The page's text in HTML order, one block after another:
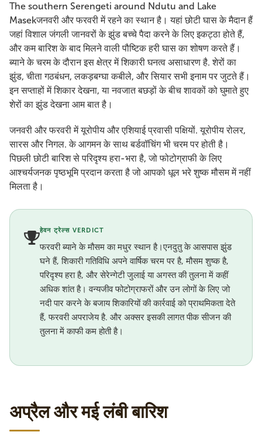
The southern Serengeti around Ndutu and Lake
Masekजनवरी और फरवरी में रहने का स्थान है। यहां छोटी घास के मैदान हैं
जहां विशाल जंगली जानवरों के झुंड बच्चे पैदा करने के लिए इकट्ठा होते हैं,
और कम बारिश के बाद मिलने वाली पौष्टिक हरी घास का शोषण करते हैं।
ब्याने के चरम के दौरान इस क्षेत्र में शिकारी घनत्व असाधारण है. शेरों का
झुंड, चीता गठबंधन, लकड़बग्घा कबीले, और सियार सभी इनाम पर जुटते हैं।
इन सप्ताहों में शिकार देखना, या नवजात बछड़ों के बीच शावकों को घुमाते हुए
शेरों का झुंड देखना आम बात है।
जनवरी और फरवरी में यूरोपीय और एशियाई प्रवासी पक्षियों. यूरोपीय रोलर,
सारस और निगल. के आगमन के साथ बर्डवॉचिंग भी चरम पर होती है।
पिछली छोटी बारिश से परिदृश्य हरा-भरा है, जो फोटोग्राफी के लिए
आश्चर्यजनक पृष्ठभूमि प्रदान करता है जो आपको धूल भरे शुष्क मौसम में नहीं
मिलता है।
हेवन ट्रेल्स VERDICT
फरवरी ब्याने के मौसम का मधुर स्थान है।एनदुतु के आसपास झुंड
घने हैं, शिकारी गतिविधि अपने वार्षिक चरम पर है, मौसम शुष्क है,
परिदृश्य हरा है, और सेरेन्गेटी जुलाई या अगस्त की तुलना में कहीं
अधिक शांत है। वन्यजीव फोटोग्राफरों और उन लोगों के लिए जो
नदी पार करने के बजाय शिकारियों की कार्रवाई को प्राथमिकता देते
हैं, फरवरी अपराजेय है. और अक्सर इसकी लागत पीक सीजन की
तुलना में काफी कम होती है।
अप्रैल और मई लंबी बारिश